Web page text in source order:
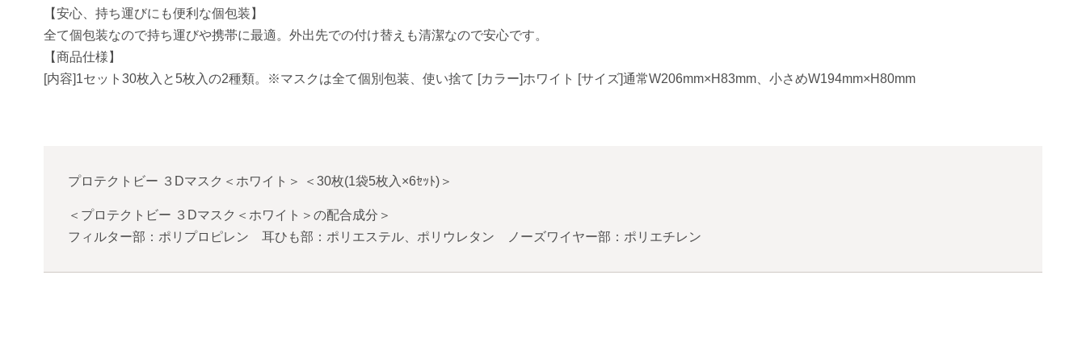
【安心、持ち運びにも便利な個包装】
全て個包装なので持ち運びや携帯に最適。外出先での付け替えも清潔なので安心です。
【商品仕様】
[内容]1セット30枚入と5枚入の2種類。※マスクは全て個別包装、使い捨て [カラー]ホワイト [サイズ]通常W206mm×H83mm、小さめW194mm×H80mm
プロテクトビー ３Dマスク＜ホワイト＞ ＜ 30枚(1袋5枚入×6ｾｯﾄ)＞
＜プロテクトビー ３Dマスク＜ホワイト＞の配合成分＞
フィルター部：ポリプロピレン 耳ひも部：ポリエステル、ポリウレタン ノーズワイヤー部：ポリエチレン